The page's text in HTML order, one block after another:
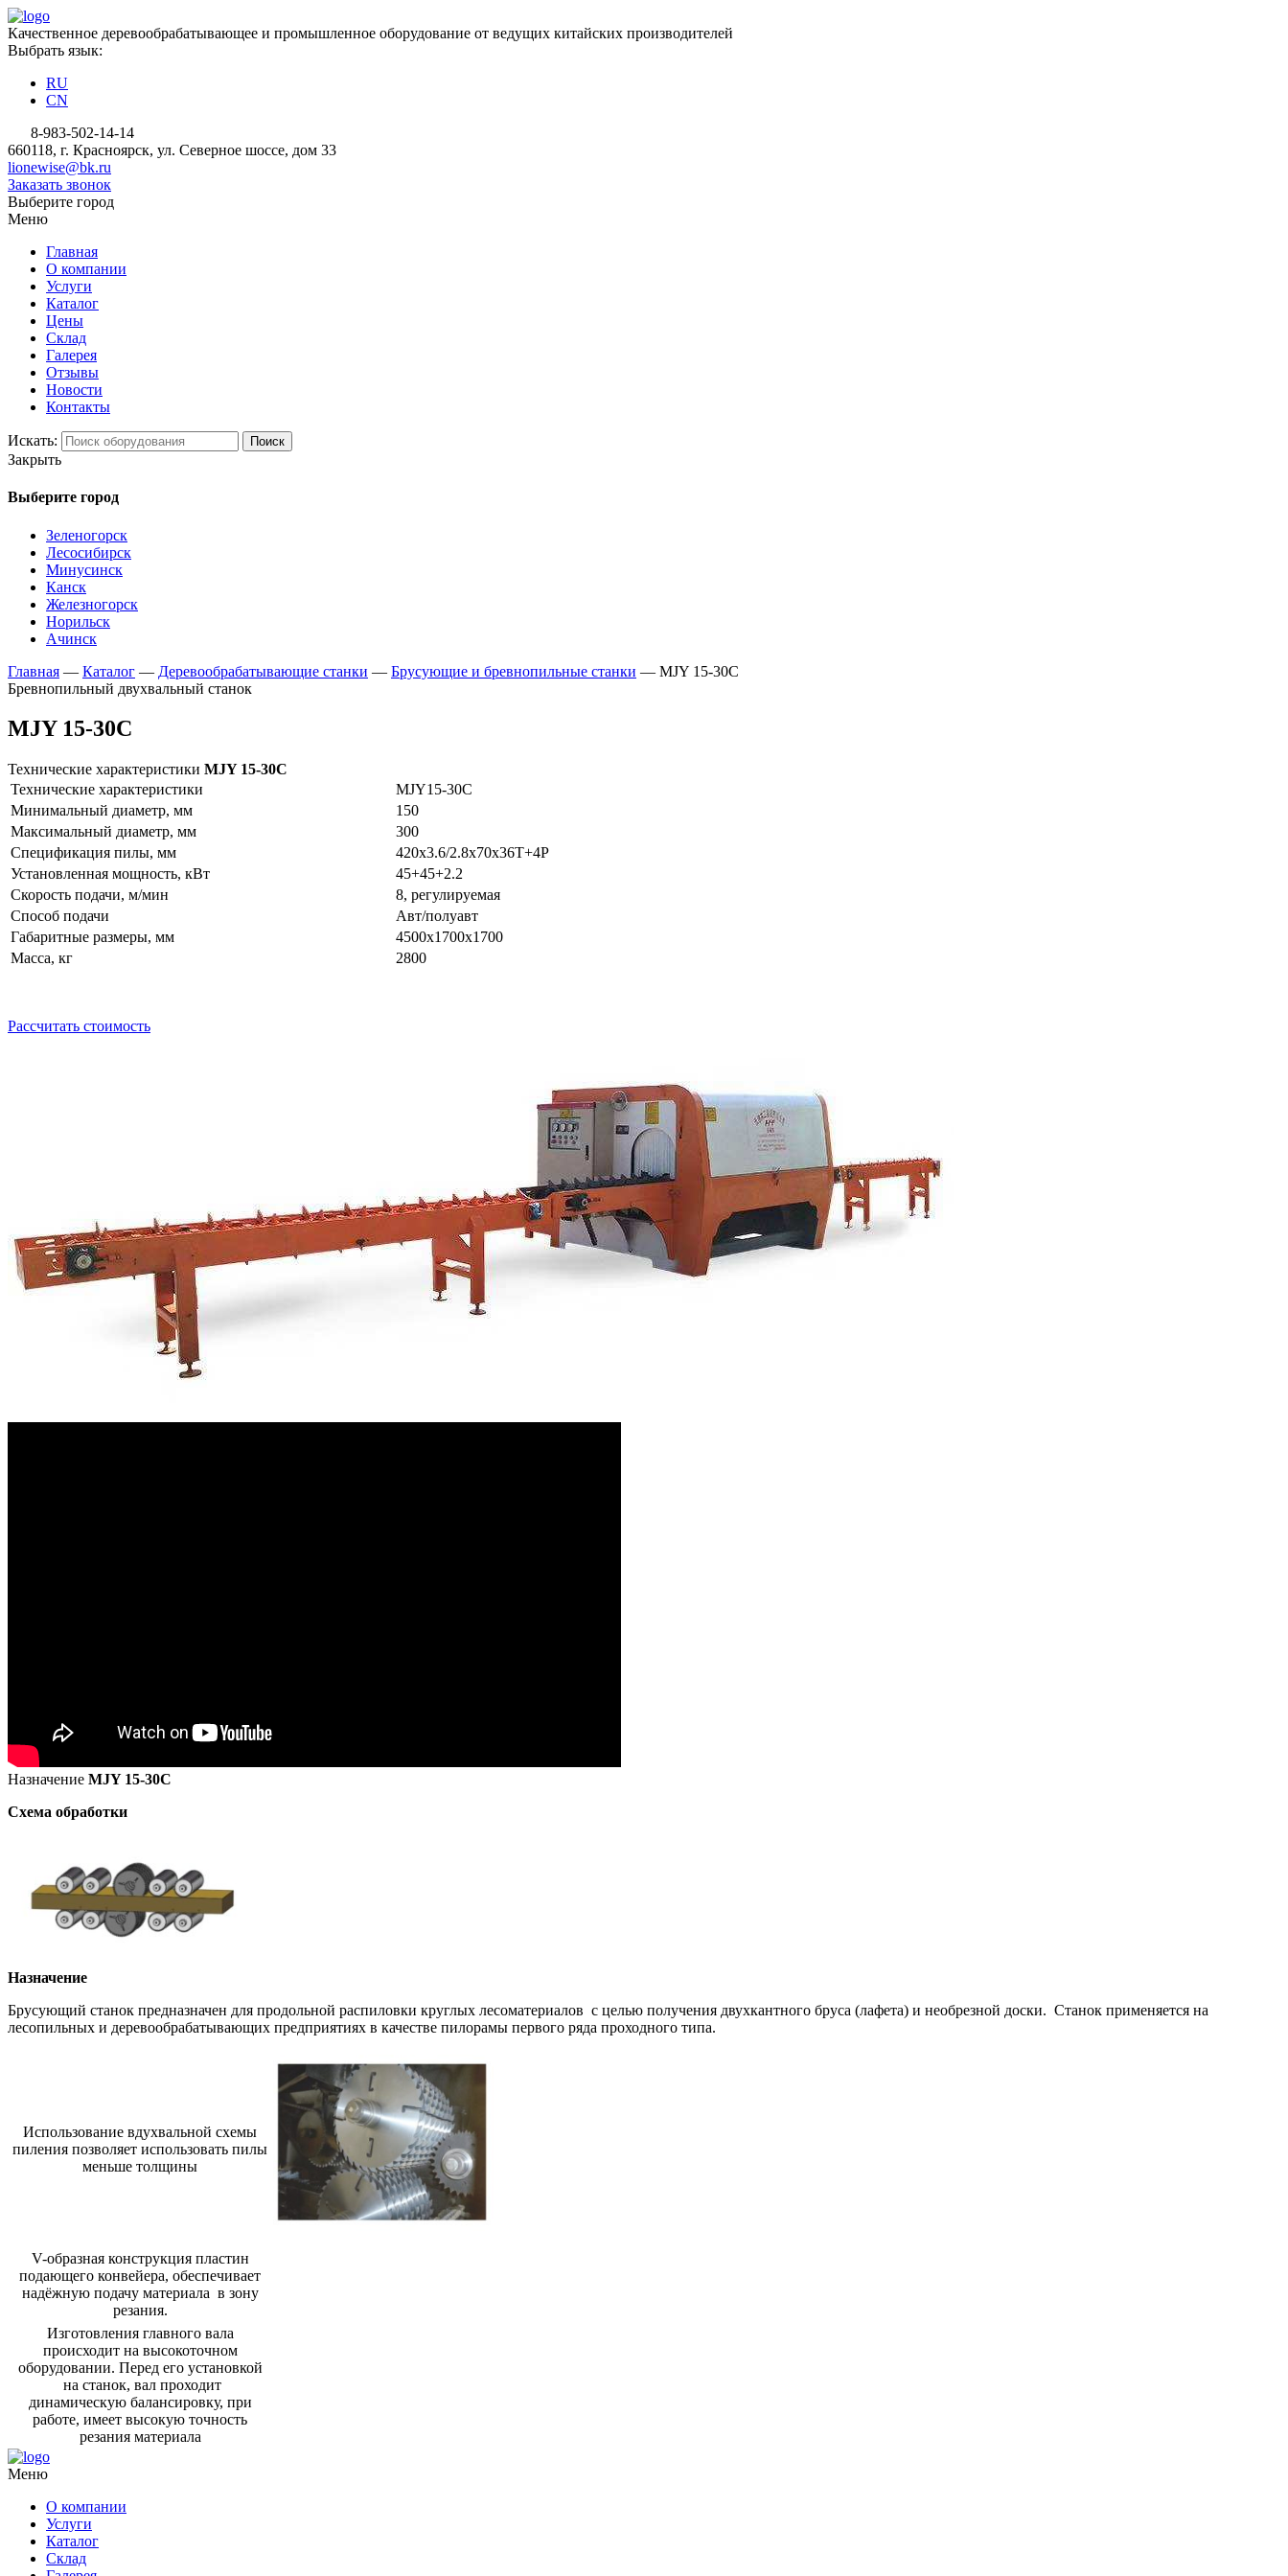
Качественное деревообрабатывающее и промышленное оборудование от ведущих китайских производителей
Выбрать язык:
RU
CN
8-983-502-14-14
660118, г. Красноярск, ул. Северное шоссе, дом 33
lionewise@bk.ru
Заказать звонок
Выберите город
Меню
Главная
О компании
Услуги
Каталог
Цены
Склад
Галерея
Отзывы
Новости
Контакты
Искать: Поиск
Закрыть
Выберите город
Зеленогорск
Лесосибирск
Минусинск
Канск
Железногорск
Норильск
Ачинск
Главная — Каталог — Деревообрабатывающие станки — Брусующие и бревнопильные станки — MJY 15-30С
Бревнопильный двухвальный станок
MJY 15-30С
Технические характеристики MJY 15-30С
Технические характеристики
MJY15-30С
Минимальный диаметр, мм
150
Максимальный диаметр, мм
300
Спецификация пилы, мм
420х3.6/2.8х70х36Т+4Р
Установленная мощность, кВт
45+45+2.2
Скорость подачи, м/мин
8, регулируемая
Способ подачи
Авт/полуавт
Габаритные размеры, мм
4500х1700х1700
Масса, кг
2800
Рассчитать стоимость
Назначение MJY 15-30С
Схема обработки
Назначение
Брусующий станок предназначен для продольной распиловки круглых лесоматериалов с целью получения двухкантного бруса (лафета) и необрезной доски. Станок применяется на
лесопильных и деревообрабатывающих предприятиях в качестве пилорамы первого ряда проходного типа.
Использование вдухвальной схемы
пиления позволяет использовать пилы
меньше толщины
V-образная конструкция пластин
подающего конвейера, обеспечивает
надёжную подачу материала в зону
резания.
Изготовления главного вала
происходит на высокоточном
оборудовании. Перед его установкой
на станок, вал проходит
динамическую балансировку, при
работе, имеет высокую точность
резания материала
Меню
О компании
Услуги
Каталог
Склад